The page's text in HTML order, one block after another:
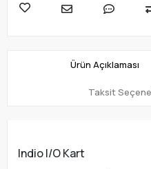
Ürün Açıklaması
Taksit
Indio I/O Kart